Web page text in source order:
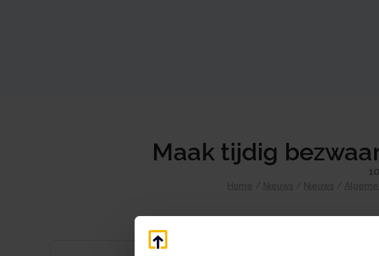
Maak tijdig
Home / Nieuws / Nieuws /
Heeft u